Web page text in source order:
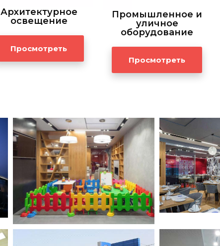
Архитектурное
освещение
Просмотреть
Промышленное и
уличное
оборудование
Просмотреть